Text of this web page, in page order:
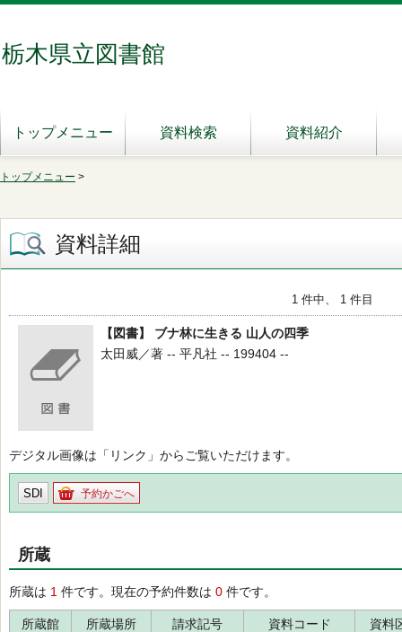
栃木県立図書館
トップメニュー 資料検索 資料紹介
トップメニュー >
資料詳細
1 件中、 1 件目
【図書】 ブナ林に生きる 山人の四季
太田威／著 -- 平凡社 -- 199404 --
デジタル画像は「リンク」からご覧いただけます。
SDI 予約かごへ
所蔵
所蔵は 1 件です。現在の予約件数は 0 件です。
所蔵館 所蔵場所 請求記号 資料コード 資料